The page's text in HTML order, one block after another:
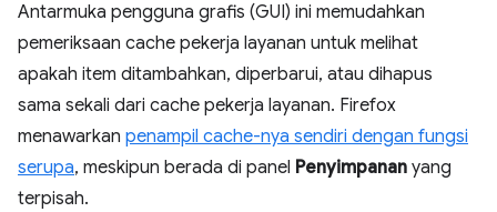
Antarmuka pengguna grafis (GUI) ini memudahkan
pemeriksaan cache pekerja layanan untuk melihat
apakah item ditambahkan, diperbarui, atau dihapus
sama sekali dari cache pekerja layanan. Firefox
menawarkan penampil cache-nya sendiri dengan fungsi
serupa, meskipun berada di panel Penyimpanan yang
terpisah.